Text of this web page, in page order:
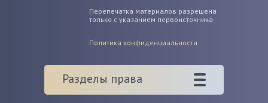
Перепечатка материалов разрешена
только с указанием первоисточника
Политика конфиденциальности
Разделы права